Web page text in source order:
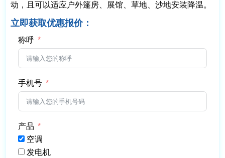
动，且可以适应户外篷房、展馆、草地、沙地安装降温。
立即获取优惠报价：
称呼
手机号
产品
空调
发电机